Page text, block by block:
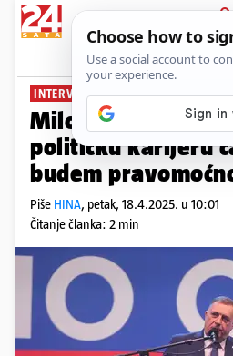
News
INTERVJU
Milorad Dodik
političku karijeru
budem
Piše HINA, petak, 18.4.2025. u 10:01
Čitanje članka: 2 min